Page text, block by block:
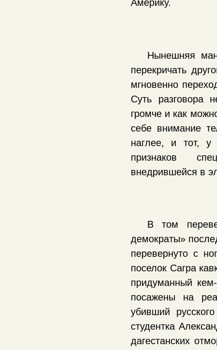
Америку.
Нынешняя
перекричать
мгновенно
Суть разговора
громче и как
себе внимание
наглее, и тот, у
признаков
внедрившейся в
В том
демократы»
перевернуто с
поселок Сагра
придуманный
посажены на
убивший
студентка
дагестанских